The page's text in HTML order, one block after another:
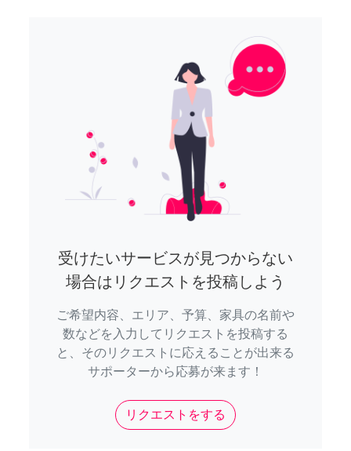
受けたいサービスが見つからない
場合はリクエストを投稿しよう
ご希望内容、エリア、予算、家具の名前や
数などを入力してリクエストを投稿する
と、そのリクエストに応えることが出来る
サポーターから応募が来ます！
リクエストをする